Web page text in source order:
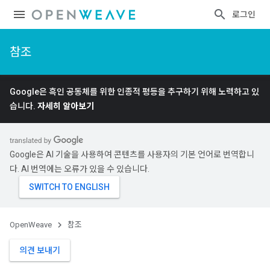
로그인
참조
Google은 흑인 공동체를 위한 인종적 평등을 추구하기 위해 노력하고 있
습니다. 자세히 알아보기
Google은 AI 기술을 사용하여 콘텐츠를 사용자의 기본 언어로 번역합니
다. AI 번역에는 오류가 있을 수 있습니다.
OpenWeave 참조
의견 보내기